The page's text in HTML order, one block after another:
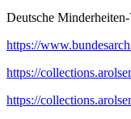
Deutsche
https://
https://
https://